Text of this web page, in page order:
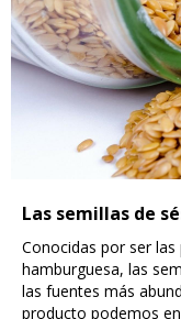
Las semillas de
Conocidas por ser
hamburguesa, las
las fuentes más
producto podemos